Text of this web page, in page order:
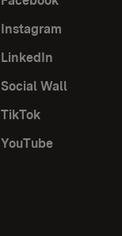
Instagram
LinkedIn
Social Wall
TikTok
YouTube